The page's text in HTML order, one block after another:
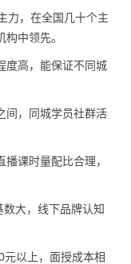
力，在全国几十个主
中领先。
度高，能保证不同城
间，同城学员社群活
课时量配比合理，
大，线下品牌认知
以上，面授成本相